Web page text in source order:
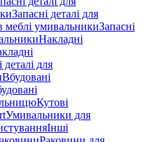
Запасні деталі для
меблі умивальникиЗапасні
Накладні
деталі для
Вбудовані
Кутові
Умивальники для
Інші